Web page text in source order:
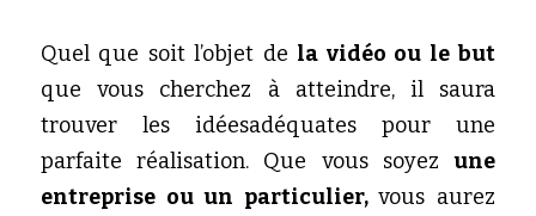
Quel que soit l’objet de
que vous cherchez à atteindre, il saura
trouver les idéesadéquates pour une
parfaite réalisation. Que vous soyez une
entreprise ou un particulier, vous aurez